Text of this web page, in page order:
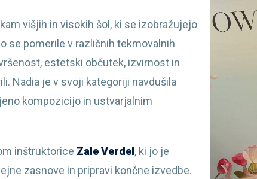
višjih in visokih šol, ki se izobražujejo
se pomerile v različnih tekmovalnih
estetski občutek, izvirnost in
Nadia je v svoji kategoriji navdušila
kompozicijo in ustvarjalnim
inštruktorice Zale Verdel , ki jo je
zasnove in pripravi končne izvedbe.